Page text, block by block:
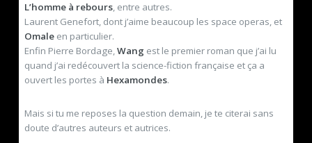
L’homme à rebours, entre autres.
Laurent Genefort, dont j’aime beaucoup les space operas, et
Omaleen particulier.
Enfin Pierre Bordage,Wang est le premier roman que j’ai lu
quand j’ai redécouvert la science-fiction française et ça a
ouvert les portes à Hexamondes.
Mais si tu me reposes la question demain, je te citerai sans
doute d’autres auteurs et autrices.